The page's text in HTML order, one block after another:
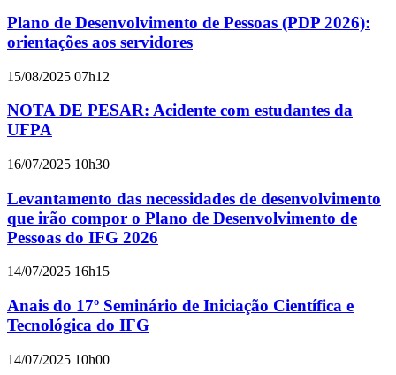
Plano de Desenvolvimento de Pessoas (PDP 2026):
orientações aos servidores
15/08/2025 07h12
NOTA DE PESAR: Acidente com estudantes da
UFPA
16/07/2025 10h30
Levantamento das necessidades de desenvolvimento
que irão compor o Plano de Desenvolvimento de
Pessoas do IFG 2026
14/07/2025 16h15
Anais do 17º Seminário de Iniciação Científica e
Tecnológica do IFG
14/07/2025 10h00